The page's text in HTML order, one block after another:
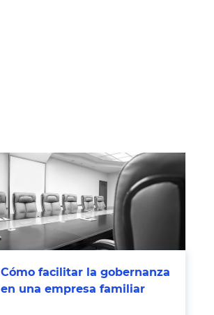
Cómo facilitar la gobernanza
en una empresa familiar